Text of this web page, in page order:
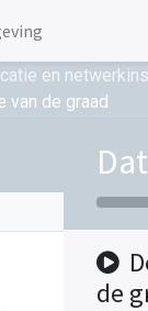
en
van de graad
de